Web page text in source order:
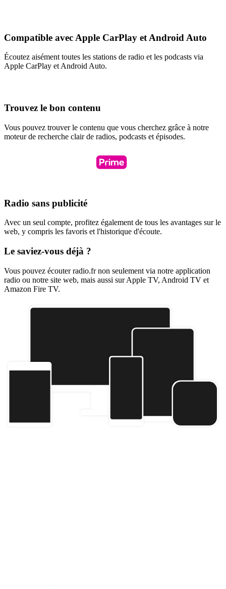
Compatible avec Apple CarPlay et Android Auto
Écoutez aisément toutes les stations de radio et les podcasts via
Apple CarPlay et Android Auto.
Trouvez le bon contenu
Vous pouvez trouver le contenu que vous cherchez grâce à notre
moteur de recherche clair de radios, podcasts et épisodes.
Radio sans publicité
Avec un seul compte, profitez également de tous les avantages sur le
web, y compris les favoris et l'historique d'écoute.
Le saviez-vous déjà ?
Vous pouvez écouter radio.fr non seulement via notre application
radio ou notre site web, mais aussi sur Apple TV, Android TV et
Amazon Fire TV.